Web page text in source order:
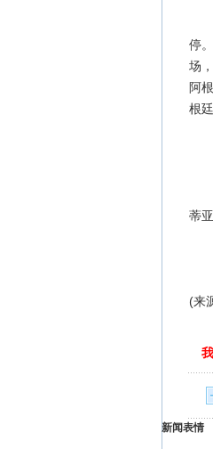
末
停
场
阿
根廷
阿
巴
蒂
(来
新闻表情